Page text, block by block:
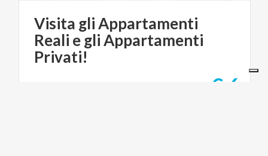
Visita gli Appartamenti
Reali e gli Appartamenti
Privati!
€ 6